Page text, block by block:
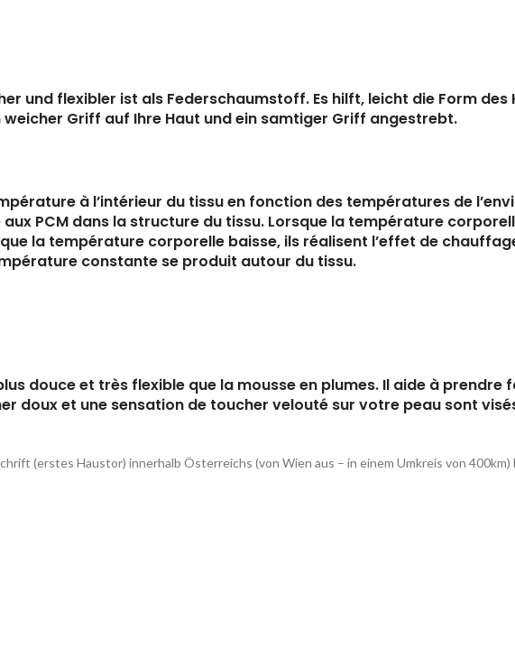
und flexibler ist als Federschaumstoff. Es hilft, leicht die Form des
Griff auf Ihre Haut und ein samtiger Griff angestrebt.
à l’intérieur du tissu en fonction des températures de
PCM dans la structure du tissu. Lorsque la température
la température corporelle baisse, ils réalisent l’effet de
constante se produit autour du tissu.
douce et très flexible que la mousse en plumes. Il aide à
doux et une sensation de toucher velouté sur votre peau sont
(erstes Haustor) innerhalb Österreichs (von Wien aus – in einem Umkreis von